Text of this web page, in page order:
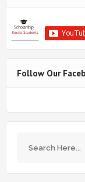
Follow Our